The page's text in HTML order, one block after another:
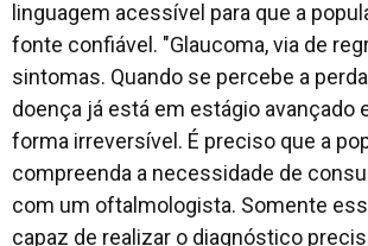
linguagem acessível para que a
fonte confiável. "Glaucoma, via de
sintomas. Quando se percebe a
doença já está em estágio avançado
forma irreversível. É preciso que a
compreenda a necessidade de
com um oftalmologista. Somente
capaz de realizar o diagnóstico